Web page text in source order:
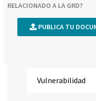
RELACIONADO A LA GRD?
PUBLICA TU